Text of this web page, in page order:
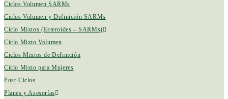
Ciclos Volumen SARMs
Ciclos Volumen y Definición SARMs
Ciclo Mixtos (Esteroides – SARMs)
Ciclo Mixto Volumen
Ciclos Mixtos de Definición
Ciclo Mixto para Mujeres
Post-Ciclos
Planes y Asesorías